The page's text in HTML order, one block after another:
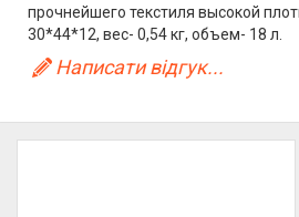
прочнейшего текстиля высокой
30*44*12, вес- 0,54 кг, объем- 18 л.
Написати відгук...